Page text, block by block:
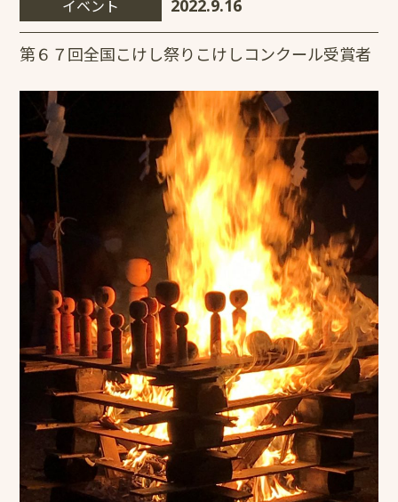
イベント 2022.9.16
第６７回全国こけし祭りこけしコンクール受賞者